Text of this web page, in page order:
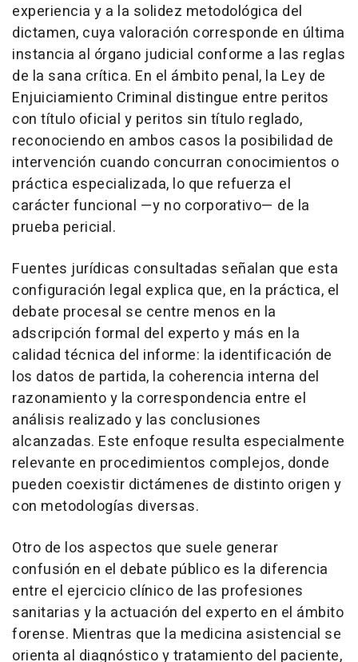
experiencia y a la solidez metodológica del
dictamen, cuya valoración corresponde en última
instancia al órgano judicial conforme a las reglas
de la sana crítica. En el ámbito penal, la Ley de
Enjuiciamiento Criminal distingue entre peritos
con título oficial y peritos sin título reglado,
reconociendo en ambos casos la posibilidad de
intervención cuando concurran conocimientos o
práctica especializada, lo que refuerza el
carácter funcional —y no corporativo— de la
prueba pericial.
Fuentes jurídicas consultadas señalan que esta
configuración legal explica que, en la práctica, el
debate procesal se centre menos en la
adscripción formal del experto y más en la
calidad técnica del informe: la identificación de
los datos de partida, la coherencia interna del
razonamiento y la correspondencia entre el
análisis realizado y las conclusiones
alcanzadas. Este enfoque resulta especialmente
relevante en procedimientos complejos, donde
pueden coexistir dictámenes de distinto origen y
con metodologías diversas.
Otro de los aspectos que suele generar
confusión en el debate público es la diferencia
entre el ejercicio clínico de las profesiones
sanitarias y la actuación del experto en el ámbito
forense. Mientras que la medicina asistencial se
orienta al diagnóstico y tratamiento del paciente,